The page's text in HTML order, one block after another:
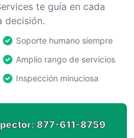
te guía en cada
decisión.
Soporte humano siempre
Amplio rango de servicios
Inspección minuciosa
877-611-8759